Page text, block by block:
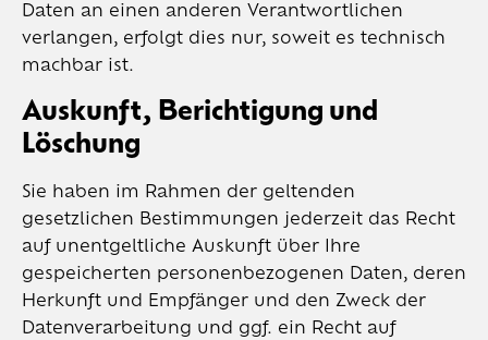
Daten an einen anderen Verantwortlichen
verlangen, erfolgt dies nur, soweit es technisch
machbar ist.
Auskunft, Berichtigung und
Löschung
Sie haben im Rahmen der geltenden
gesetzlichen Bestimmungen jederzeit das Recht
auf unentgeltliche Auskunft über Ihre
gespeicherten personenbezogenen Daten, deren
Herkunft und Empfänger und den Zweck der
Datenverarbeitung und ggf. ein Recht auf